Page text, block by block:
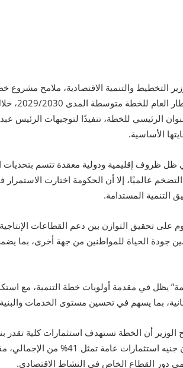
التخطيط والتنمية الاقتصادية، ملامح مشروع خطة
للعام
الرئيسي للخطة، تنفيذًا لتوجيهات الرئيس
الأساسية.
ظل ظروف إقليمية ودولية معقدة تتسم
عالميًا، إلا أن الحكومة اختارت
التنمية المستدامة.
على تحقيق التوازن بين دعم القطاعات
جودة الحياة للمواطنين من جهة أخرى، بما
يظل في مقدمة أولويات خطة التنمية، مع
بما يسهم في تحسين مستوى الخدمات